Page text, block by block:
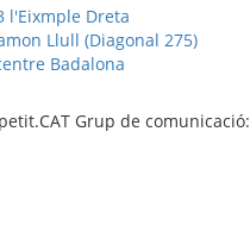
l'Eixmple Dreta
Llull (Diagonal 275)
Badalona
Grup de comunicació: